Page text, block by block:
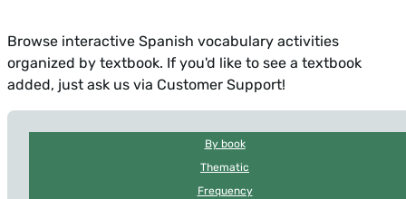
Browse interactive Spanish vocabulary activities
organized by textbook. If you'd like to see a textbook
added, just ask us via Customer Support!
By book
Thematic
Frequency